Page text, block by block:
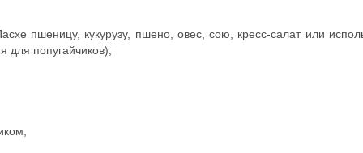
пшеницу, кукурузу, пшено, овес, сою, кресс-салат или
для попугайчиков);